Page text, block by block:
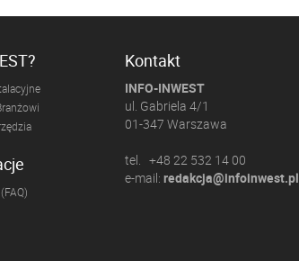
Kontakt
INFO-INWEST
ul. Gabriela 4/1
01-347 Warszawa
tel. +48 22 532 14 00
e-mail: redakcja@infoinwest.pl